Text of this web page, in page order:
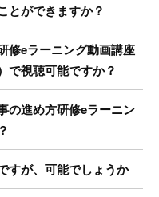
とができますか？
修eラーニング動画講座
で視聴可能ですか？
の進め方研修eラーニン
すが、可能でしょうか